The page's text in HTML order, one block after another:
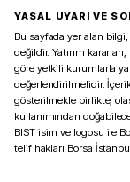
YASAL UYARI VE
Bu sayfada yer alan bilgi,
değildir. Yatırım
göre yetkili kurumlarla
değerlendirilmelidir.
gösterilmekle birlikte,
kullanımından
BIST isim ve logosu ile
telif hakları Borsa